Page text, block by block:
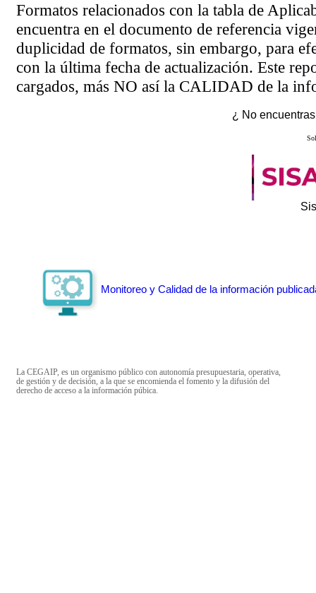
Formatos relacionados con la tabla de
encuentra en el documento de referencia
duplicidad de formatos, sin embargo, para
con la última fecha de actualización. Este
cargados, más NO así la CALIDAD de la
¿ No
Monitoreo y Calidad de la información
La CEGAIP, es un organismo público con autonomía presupuestaria, operativa,
de gestión y de decisión, a la que se encomienda el fomento y la difusión del
derecho de acceso a la información púbica.